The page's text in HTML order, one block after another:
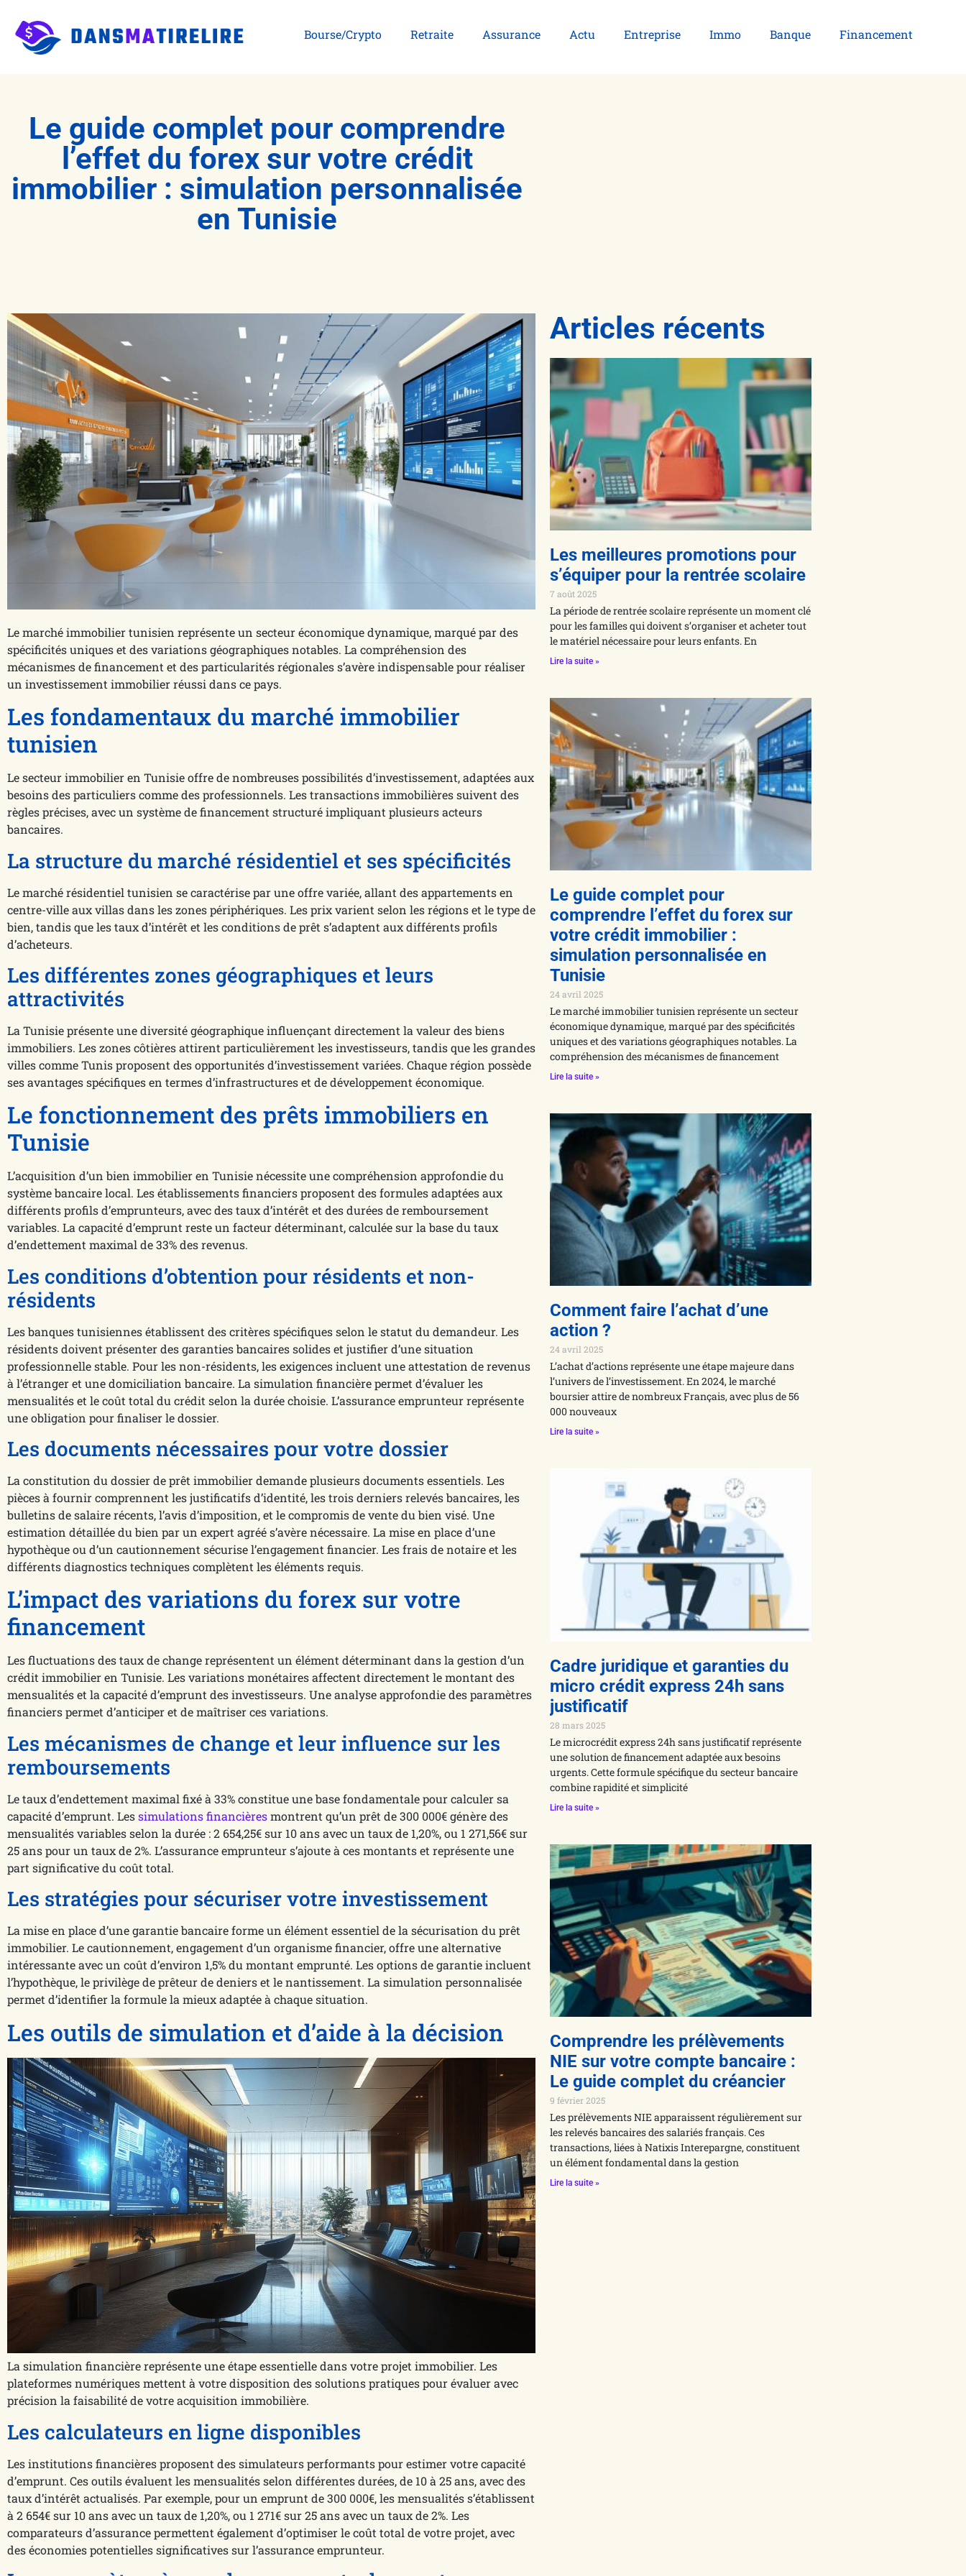
Bourse/Crypto Retraite Assurance Actu Entreprise Immo Banque Financement
Le guide complet pour comprendre
l’effet du forex sur votre crédit
immobilier : simulation personnalisée
en Tunisie
Le marché immobilier tunisien représente un secteur économique dynamique, marqué par des
spécificités uniques et des variations géographiques notables. La compréhension des
mécanismes de financement et des particularités régionales s’avère indispensable pour réaliser
un investissement immobilier réussi dans ce pays.
Les fondamentaux du marché immobilier
tunisien
Le secteur immobilier en Tunisie offre de nombreuses possibilités d’investissement, adaptées aux
besoins des particuliers comme des professionnels. Les transactions immobilières suivent des
règles précises, avec un système de financement structuré impliquant plusieurs acteurs
bancaires.
La structure du marché résidentiel et ses spécificités
Le marché résidentiel tunisien se caractérise par une offre variée, allant des appartements en
centre-ville aux villas dans les zones périphériques. Les prix varient selon les régions et le type de
bien, tandis que les taux d’intérêt et les conditions de prêt s’adaptent aux différents profils
d’acheteurs.
Les différentes zones géographiques et leurs
attractivités
La Tunisie présente une diversité géographique influençant directement la valeur des biens
immobiliers. Les zones côtières attirent particulièrement les investisseurs, tandis que les grandes
villes comme Tunis proposent des opportunités d’investissement variées. Chaque région possède
ses avantages spécifiques en termes d’infrastructures et de développement économique.
Le fonctionnement des prêts immobiliers en
Tunisie
L’acquisition d’un bien immobilier en Tunisie nécessite une compréhension approfondie du
système bancaire local. Les établissements financiers proposent des formules adaptées aux
différents profils d’emprunteurs, avec des taux d’intérêt et des durées de remboursement
variables. La capacité d’emprunt reste un facteur déterminant, calculée sur la base du taux
d’endettement maximal de 33% des revenus.
Les conditions d’obtention pour résidents et non-
résidents
Les banques tunisiennes établissent des critères spécifiques selon le statut du demandeur. Les
résidents doivent présenter des garanties bancaires solides et justifier d’une situation
professionnelle stable. Pour les non-résidents, les exigences incluent une attestation de revenus
à l’étranger et une domiciliation bancaire. La simulation financière permet d’évaluer les
mensualités et le coût total du crédit selon la durée choisie. L’assurance emprunteur représente
une obligation pour finaliser le dossier.
Les documents nécessaires pour votre dossier
La constitution du dossier de prêt immobilier demande plusieurs documents essentiels. Les
pièces à fournir comprennent les justificatifs d’identité, les trois derniers relevés bancaires, les
bulletins de salaire récents, l’avis d’imposition, et le compromis de vente du bien visé. Une
estimation détaillée du bien par un expert agréé s’avère nécessaire. La mise en place d’une
hypothèque ou d’un cautionnement sécurise l’engagement financier. Les frais de notaire et les
différents diagnostics techniques complètent les éléments requis.
L’impact des variations du forex sur votre
financement
Les fluctuations des taux de change représentent un élément déterminant dans la gestion d’un
crédit immobilier en Tunisie. Les variations monétaires affectent directement le montant des
mensualités et la capacité d’emprunt des investisseurs. Une analyse approfondie des paramètres
financiers permet d’anticiper et de maîtriser ces variations.
Les mécanismes de change et leur influence sur les
remboursements
Le taux d’endettement maximal fixé à 33% constitue une base fondamentale pour calculer sa
capacité d’emprunt. Lessimulations financièresmontrent qu’un prêt de 300 000€ génère des
mensualités variables selon la durée : 2 654,25€ sur 10 ans avec un taux de 1,20%, ou 1 271,56€ sur
25 ans pour un taux de 2%. L’assurance emprunteur s’ajoute à ces montants et représente une
part significative du coût total.
Les stratégies pour sécuriser votre investissement
La mise en place d’une garantie bancaire forme un élément essentiel de la sécurisation du prêt
immobilier. Le cautionnement, engagement d’un organisme financier, offre une alternative
intéressante avec un coût d’environ 1,5% du montant emprunté. Les options de garantie incluent
l’hypothèque, le privilège de prêteur de deniers et le nantissement. La simulation personnalisée
permet d’identifier la formule la mieux adaptée à chaque situation.
Les outils de simulation et d’aide à la décision
La simulation financière représente une étape essentielle dans votre projet immobilier. Les
plateformes numériques mettent à votre disposition des solutions pratiques pour évaluer avec
précision la faisabilité de votre acquisition immobilière.
Les calculateurs en ligne disponibles
Les institutions financières proposent des simulateurs performants pour estimer votre capacité
d’emprunt. Ces outils évaluent les mensualités selon différentes durées, de 10 à 25 ans, avec des
taux d’intérêt actualisés. Par exemple, pour un emprunt de 300 000€, les mensualités s’établissent
à 2 654€ sur 10 ans avec un taux de 1,20%, ou 1 271€ sur 25 ans avec un taux de 2%. Les
comparateurs d’assurance permettent également d’optimiser le coût total de votre projet, avec
des économies potentielles significatives sur l’assurance emprunteur.
Articles récents
Les meilleures promotions pour
s’équiper pour la rentrée scolaire
7 août 2025
La période de rentrée scolaire représente un moment clé
pour les familles qui doivent s’organiser et acheter tout
le matériel nécessaire pour leurs enfants. En
Lire la suite »
Le guide complet pour
comprendre l’effet du forex sur
votre crédit immobilier :
simulation personnalisée en
Tunisie
24 avril 2025
Le marché immobilier tunisien représente un secteur
économique dynamique, marqué par des spécificités
uniques et des variations géographiques notables. La
compréhension des mécanismes de financement
Lire la suite »
Comment faire l’achat d’une
action ?
24 avril 2025
L’achat d’actions représente une étape majeure dans
l’univers de l’investissement. En 2024, le marché
boursier attire de nombreux Français, avec plus de 56
000 nouveaux
Lire la suite »
Cadre juridique et garanties du
micro crédit express 24h sans
justificatif
28 mars 2025
Le microcrédit express 24h sans justificatif représente
une solution de financement adaptée aux besoins
urgents. Cette formule spécifique du secteur bancaire
combine rapidité et simplicité
Lire la suite »
Comprendre les prélèvements
NIE sur votre compte bancaire :
Le guide complet du créancier
9 février 2025
Les prélèvements NIE apparaissent régulièrement sur
les relevés bancaires des salariés français. Ces
transactions, liées à Natixis Interepargne, constituent
un élément fondamental dans la gestion
Lire la suite »